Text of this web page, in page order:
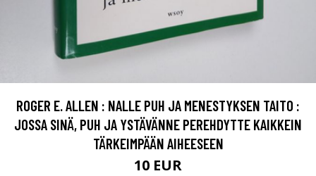
ROGER E. ALLEN : NALLE PUH JA MENESTYKSEN TAITO :
JOSSA SINÄ, PUH JA YSTÄVÄNNE PEREHDYTTE KAIKKEIN
TÄRKEIMPÄÄN AIHEESEEN
10 EUR